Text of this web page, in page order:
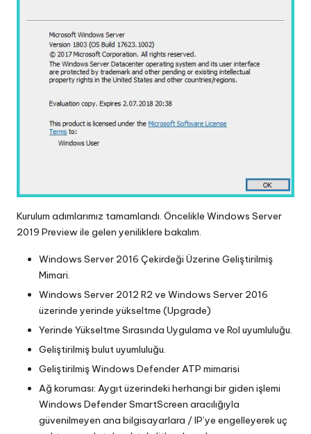
Kurulum adımlarımız tamamlandı. Öncelikle Windows Server
2019 Preview ile gelen yeniliklere bakalım.
Windows Server 2016 Çekirdeği Üzerine Geliştirilmiş
Mimari.
Windows Server 2012 R2 ve Windows Server 2016
üzerinde yerinde yükseltme (Upgrade)
Yerinde Yükseltme Sırasında Uygulama ve Rol uyumluluğu.
Geliştirilmiş bulut uyumluluğu.
Geliştirilmiş Windows Defender ATP mimarisi
Ağ koruması: Aygıt üzerindeki herhangi bir giden işlemi
Windows Defender SmartScreen aracılığıyla
güvenilmeyen ana bilgisayarlara / IP’ye engelleyerek uç